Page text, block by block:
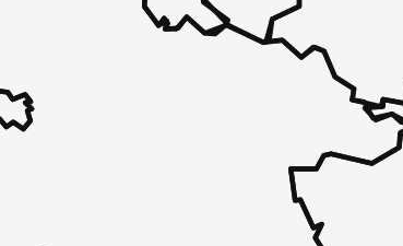
in 30 Sekunden zu einem Pflegeplatz
bei Ihnen.